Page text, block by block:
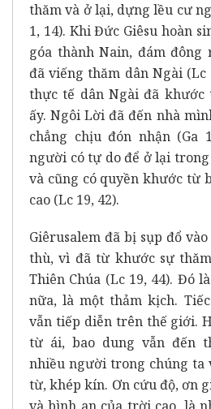
thăm và ở lại, dựng lều cư
1, 14). Khi Đức Giêsu hoàn
góa thành Nain, đám đông
đã viếng thăm dân Ngài
thực tế dân Ngài đã khước
ấy. Ngôi Lời đã đến nhà
chẳng chịu đón nhận (Ga
người có tự do để ở lại
và cũng có quyền khước từ
cao (Lc 19, 42).
Giêrusalem đã bị sụp đổ
thù, vì đã từ khước sự
Thiên Chúa (Lc 19, 44). Đó
nữa, là một thảm kịch.
vẫn tiếp diễn trên thế giới.
từ ái, bao dung vẫn đến
nhiều người trong chúng ta
từ, khép kín. Ơn cứu độ, ơn